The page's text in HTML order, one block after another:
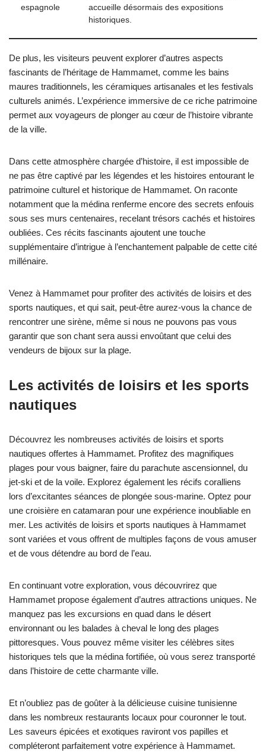
espagnole
accueille désormais des expositions
historiques.
De plus, les visiteurs peuvent explorer d’autres aspects
fascinants de l’héritage de Hammamet, comme les bains
maures traditionnels, les céramiques artisanales et les festivals
culturels animés. L’expérience immersive de ce riche patrimoine
permet aux voyageurs de plonger au cœur de l’histoire vibrante
de la ville.
Dans cette atmosphère chargée d’histoire, il est impossible de
ne pas être captivé par les légendes et les histoires entourant le
patrimoine culturel et historique de Hammamet. On raconte
notamment que la médina renferme encore des secrets enfouis
sous ses murs centenaires, recelant trésors cachés et histoires
oubliées. Ces récits fascinants ajoutent une touche
supplémentaire d’intrigue à l’enchantement palpable de cette cité
millénaire.
Venez à Hammamet pour profiter des activités de loisirs et des
sports nautiques, et qui sait, peut-être aurez-vous la chance de
rencontrer une sirène, même si nous ne pouvons pas vous
garantir que son chant sera aussi envoûtant que celui des
vendeurs de bijoux sur la plage.
Les activités de loisirs et les sports
nautiques
Découvrez les nombreuses activités de loisirs et sports
nautiques offertes à Hammamet. Profitez des magnifiques
plages pour vous baigner, faire du parachute ascensionnel, du
jet-ski et de la voile. Explorez également les récifs coralliens
lors d’excitantes séances de plongée sous-marine. Optez pour
une croisière en catamaran pour une expérience inoubliable en
mer. Les activités de loisirs et sports nautiques à Hammamet
sont variées et vous offrent de multiples façons de vous amuser
et de vous détendre au bord de l’eau.
En continuant votre exploration, vous découvrirez que
Hammamet propose également d’autres attractions uniques. Ne
manquez pas les excursions en quad dans le désert
environnant ou les balades à cheval le long des plages
pittoresques. Vous pouvez même visiter les célèbres sites
historiques tels que la médina fortifiée, où vous serez transporté
dans l’histoire de cette charmante ville.
Et n’oubliez pas de goûter à la délicieuse cuisine tunisienne
dans les nombreux restaurants locaux pour couronner le tout.
Les saveurs épicées et exotiques raviront vos papilles et
compléteront parfaitement votre expérience à Hammamet.